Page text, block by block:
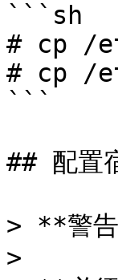
```sh
# cp /
# cp /
```
## 配置
> **警
>